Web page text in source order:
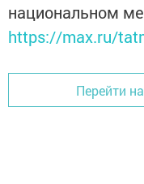
национальном
https://max.ru/
Перейти